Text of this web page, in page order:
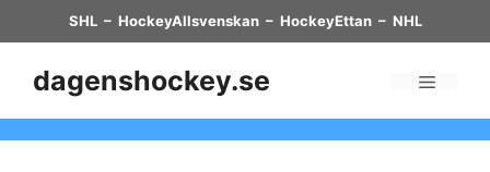
to
content
SHL– HockeyAllsvenskan– HockeyEttan– NHL
dagenshockey.se